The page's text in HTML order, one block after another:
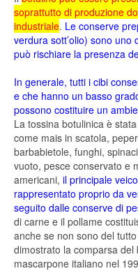
soprattutto di produzione
industriale. Le conserve
verdura sott’olio) sono
può rischiare la presenza
In generale, tutti i cibi
e che hanno un basso
possono costituire un
La tossina botulinica è
come mais in scatola,
barbabietole, funghi,
vuoto, pesce conservato e
americani, il principale
rappresentato proprio da
seguito dalle conserve di
di carne e il pollame
anche se non sono del
dimostrato la comparsa
mascarpone italiano nel